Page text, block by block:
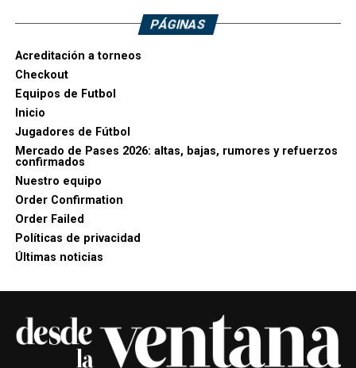
PÁGINAS
Acreditación a torneos
Checkout
Equipos de Futbol
Inicio
Jugadores de Fútbol
Mercado de Pases 2026: altas, bajas, rumores y refuerzos
confirmados
Nuestro equipo
Order Confirmation
Order Failed
Políticas de privacidad
Últimas noticias